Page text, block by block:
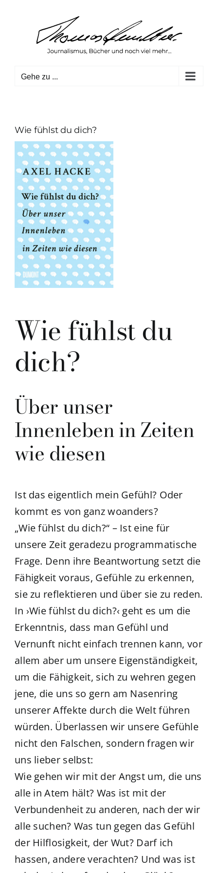
springen
Gehe zu ...
Wie fühlst du dich?
Wie fühlst du
dich?
Über unser
Innenleben in Zeiten
wie diesen
Ist das eigentlich mein Gefühl? Oder
kommt es von ganz woanders?
„Wie fühlst du dich?“ – Ist eine für
unsere Zeit geradezu programmatische
Frage. Denn ihre Beantwortung setzt die
Fähigkeit voraus, Gefühle zu erkennen,
sie zu reflektieren und über sie zu reden.
In ›Wie fühlst du dich?‹ geht es um die
Erkenntnis, dass man Gefühl und
Vernunft nicht einfach trennen kann, vor
allem aber um unsere Eigenständigkeit,
um die Fähigkeit, sich zu wehren gegen
jene, die uns so gern am Nasenring
unserer Affekte durch die Welt führen
würden. Überlassen wir unsere Gefühle
nicht den Falschen, sondern fragen wir
uns lieber selbst:
Wie gehen wir mit der Angst um, die uns
alle in Atem hält? Was ist mit der
Verbundenheit zu anderen, nach der wir
alle suchen? Was tun gegen das Gefühl
der Hilflosigkeit, der Wut? Darf ich
hassen, andere verachten? Und was ist